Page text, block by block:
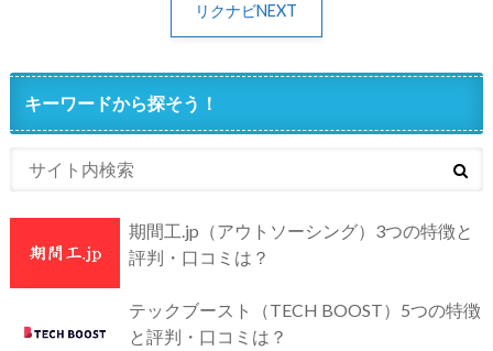
リクナビNEXT
キーワードから探そう！
期間工.jp（アウトソーシング）3つの特徴と
評判・口コミは？
テックブースト（TECH BOOST）5つの特徴
と評判・口コミは？